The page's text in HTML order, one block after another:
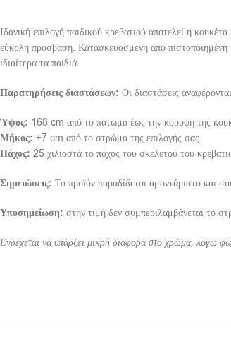
Ιδανική επιλογή παιδικού κρεβατιού αποτελεί η
εύκολη πρόσβαση. Κατασκευασμένη από πιστοποιημένη
ιδιαίτερα τα παιδιά.
Παρατηρήσεις διαστάσεων: Οι διαστάσεις
Ύψος: 168 cm από το πάτωμα έως την κορυφή της
Μήκος: +7 cm από το στρώμα της επιλογής σας
Πάχος: 25 χιλιοστά το πάχος του σκελετού του
Σημειώσεις: Το προϊόν παραδίδεται αμοντάριστο και
Υποσημείωση: στην τιμή δεν συμπεριλαμβάνεται το
Ενδέχεται να υπάρξει μικρή διαφορά στο χρώμα, λόγω